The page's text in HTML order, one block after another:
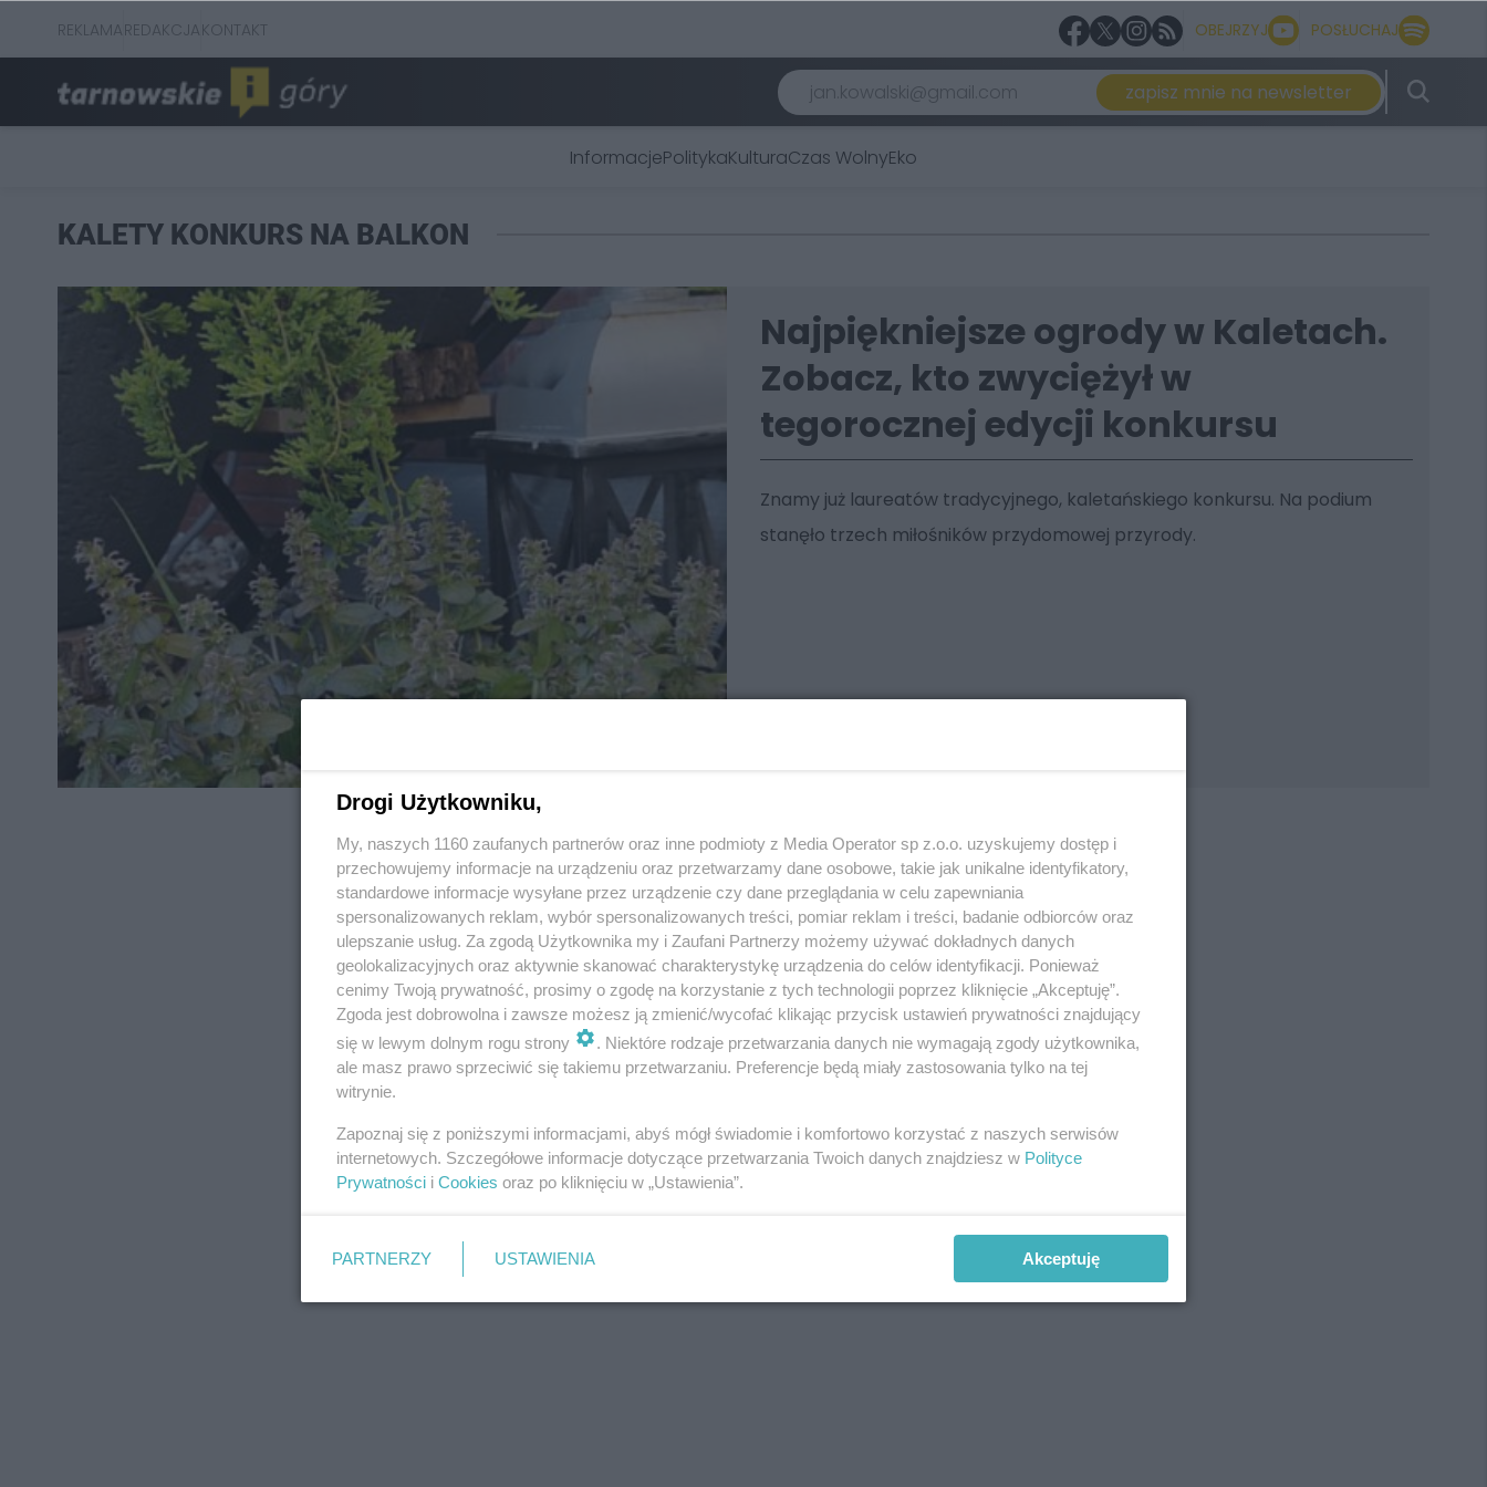
REKLAMAREDAKCJAKONTAKT OBEJRZYJ POSŁUCHAJ
zapisz mnie na newsletter
InformacjePolitykaKulturaCzas WolnyEko
KALETY KONKURS NA BALKON
Najpiękniejsze ogrody w Kaletach.
Zobacz, kto zwyciężył w
tegorocznej edycji konkursu
Znamy już laureatów tradycyjnego, kaletańskiego konkursu. Na podium
stanęło trzech miłośników przydomowej przyrody.
REKLAMA REKLAMA
Drogi Użytkowniku,
My, naszych 1160 zaufanych partnerów oraz inne podmioty z Media Operator sp z.o.o. uzyskujemy dostęp i
przechowujemy informacje na urządzeniu oraz przetwarzamy dane osobowe, takie jak unikalne identyfikatory,
standardowe informacje wysyłane przez urządzenie czy dane przeglądania w celu zapewniania
spersonalizowanych reklam, wybór spersonalizowanych treści, pomiar reklam i treści, badanie odbiorców oraz
ulepszanie usług. Za zgodą Użytkownika my i Zaufani Partnerzy możemy używać dokładnych danych
geolokalizacyjnych oraz aktywnie skanować charakterystykę urządzenia do celów identyfikacji. Ponieważ
cenimy Twoją prywatność, prosimy o zgodę na korzystanie z tych technologii poprzez kliknięcie „Akceptuję”.
Zgoda jest dobrowolna i zawsze możesz ją zmienić/wycofać klikając przycisk ustawień prywatności znajdujący
się w lewym dolnym rogu strony
. Niektóre rodzaje przetwarzania danych nie wymagają zgody użytkownika,
ale masz prawo sprzeciwić się takiemu przetwarzaniu. Preferencje będą miały zastosowania tylko na tej
witrynie.
Zapoznaj się z poniższymi informacjami, abyś mógł świadomie i komfortowo korzystać z naszych serwisów
internetowych. Szczegółowe informacje dotyczące przetwarzania Twoich danych znajdziesz w Polityce
Prywatności i Cookies oraz po kliknięciu w „Ustawienia”.
PARTNERZY USTAWIENIA Akceptuję